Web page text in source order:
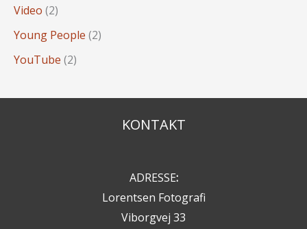
Video (2)
Young People (2)
YouTube (2)
KONTAKT
ADRESSE:
Lorentsen Fotografi
Viborgvej 33